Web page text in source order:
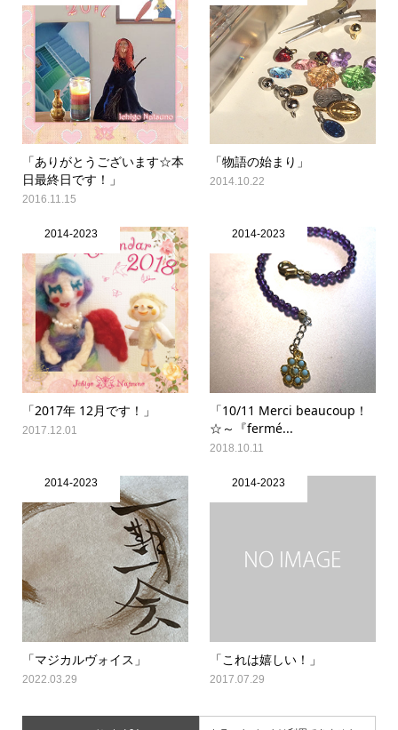
「ありがとうございます☆本
日最終日です！」
2016.11.15
「物語の始まり」
2014.10.22
2014-2023
「2017年 12月です！」
2017.12.01
2014-2023
「10/11 Merci beaucoup！
☆～『fermé...
2018.10.11
2014-2023
「マジカルヴォイス」
2022.03.29
2014-2023
「これは嬉しい！」
2017.07.29